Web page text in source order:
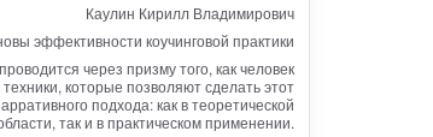
Каулин Кирилл Владимирович
эффективности коучинговой практики
через призму того, как человек
которые позволяют сделать этот
подхода: как в теоретической
так и в практическом применении.